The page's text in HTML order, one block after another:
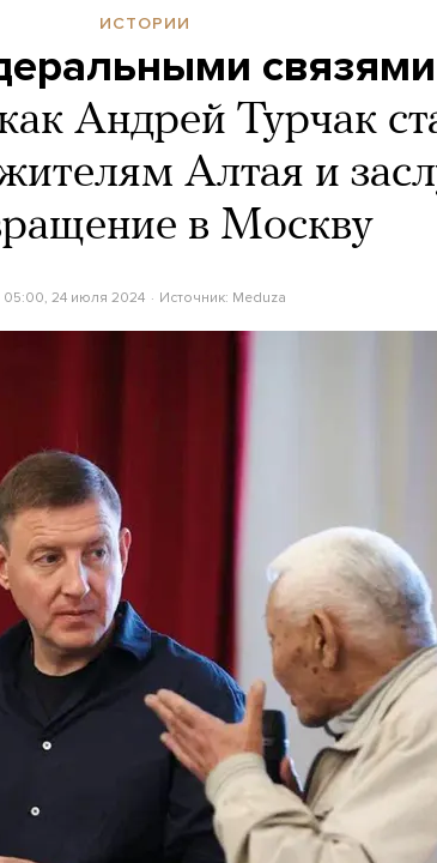
ИСТОРИИ
связями
Андрей Турчак
Алтая и
в Москву
05:00, 24 июля 2024 Источник: Meduza